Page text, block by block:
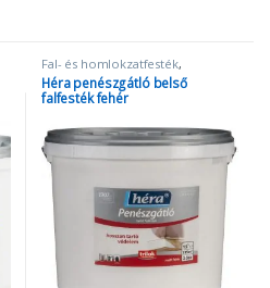
Fal- és homlokzatfesték,
Penészgátló és folttakaró festék
Héra penészgátló belső
falfesték fehér